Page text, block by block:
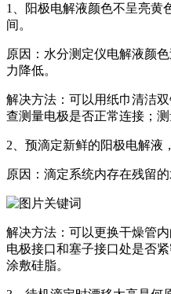
1、阳极电解液颜色不呈亮黄
间。
原因：水分测定仪电解液颜
力降低。
解决方法：可以用纸巾清洁
查测量电极是否正常连接；测
2、预滴定新鲜的阳极电解液
原因：滴定系统内存在残留的
解决方法：可以更换干燥管
电极接口和塞子接口处是否
涂敷硅脂。